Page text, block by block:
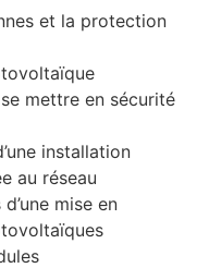
et la protection
mettre en sécurité
installation
au réseau
mise en